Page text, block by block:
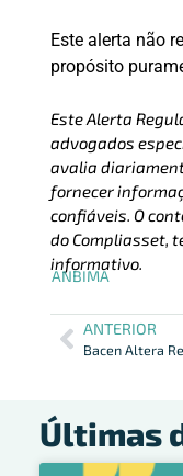
Este alerta não
propósito
Este Alerta
advogados
avalia
fornecer
confiáveis. O
do Compliasset,
informativo.
ANBIMA
ANTERIOR
Últimas